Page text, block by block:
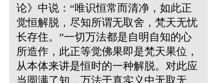
论》中说：“唯识恒常而清净，如此正
觉恒解脱，尽知所谓无取舍，梵天无忧
长存住。”一切万法都是自明自知的心
所造作，此正等觉佛果即是梵天果位，
从本体来讲是恒时的一种解脱。对此应
当圆满了知，万法于真实义中无取无